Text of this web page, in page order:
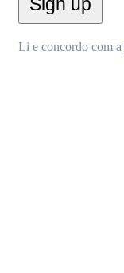
Li e concordo com a